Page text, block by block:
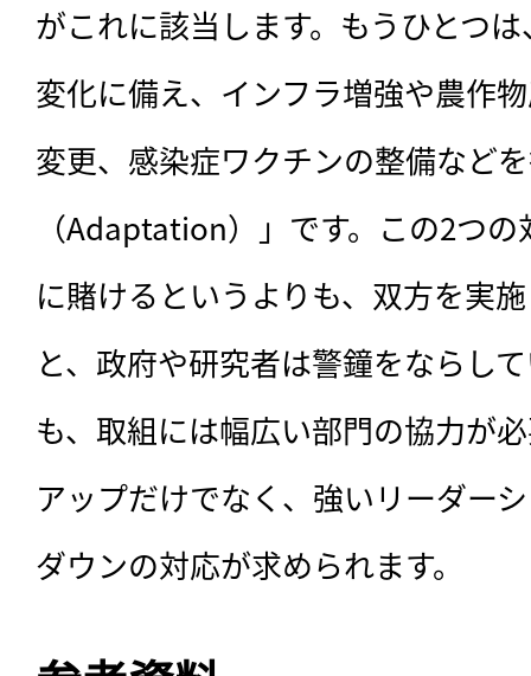
がこれに該当します。もうひとつ
変化に備え、インフラ増強や農作
変更、感染症ワクチンの整備など
（Adaptation）」です。この2つ
に賭けるというよりも、双方を実
と、政府や研究者は警鐘をならし
も、取組には幅広い部門の協力が
アップだけでなく、強いリーダー
ダウンの対応が求められます。